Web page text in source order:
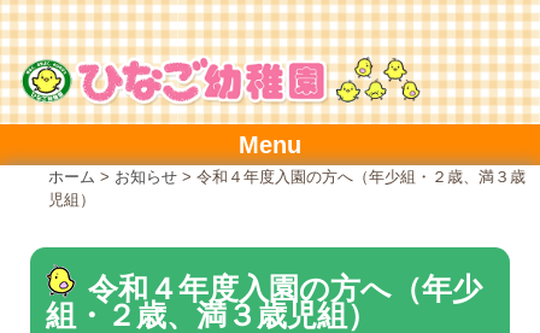
Skip
to
content
Menu
ホーム > お知らせ > 令和４年度入園の方へ（年少組・２歳、満３歳
児組）
令和４年度入園の方へ（年少
組・２歳、満３歳児組）